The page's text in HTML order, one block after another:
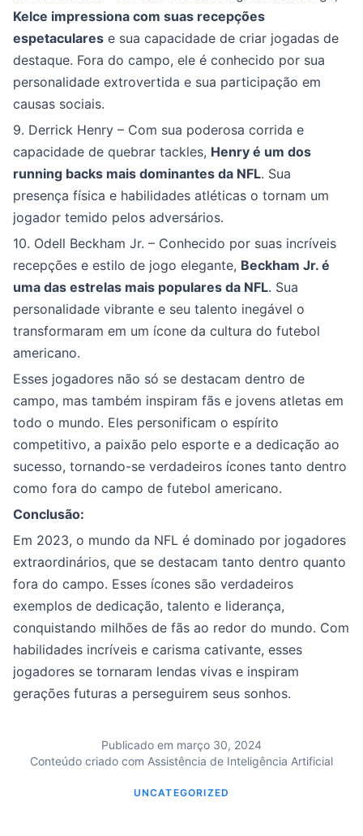
Kelce impressiona com suas recepções
espetaculares e sua capacidade de criar jogadas de
destaque. Fora do campo, ele é conhecido por sua
personalidade extrovertida e sua participação em
causas sociais.
9. Derrick Henry – Com sua poderosa corrida e
capacidade de quebrar tackles, Henry é um dos
running backs mais dominantes da NFL. Sua
presença física e habilidades atléticas o tornam um
jogador temido pelos adversários.
10. Odell Beckham Jr. – Conhecido por suas incríveis
recepções e estilo de jogo elegante, Beckham Jr. é
uma das estrelas mais populares da NFL. Sua
personalidade vibrante e seu talento inegável o
transformaram em um ícone da cultura do futebol
americano.
Esses jogadores não só se destacam dentro de
campo, mas também inspiram fãs e jovens atletas em
todo o mundo. Eles personificam o espírito
competitivo, a paixão pelo esporte e a dedicação ao
sucesso, tornando-se verdadeiros ícones tanto dentro
como fora do campo de futebol americano.
Conclusão:
Em 2023, o mundo da NFL é dominado por jogadores
extraordinários, que se destacam tanto dentro quanto
fora do campo. Esses ícones são verdadeiros
exemplos de dedicação, talento e liderança,
conquistando milhões de fãs ao redor do mundo. Com
habilidades incríveis e carisma cativante, esses
jogadores se tornaram lendas vivas e inspiram
gerações futuras a perseguirem seus sonhos.
Publicado em março 30, 2024
Conteúdo criado com Assistência de Inteligência Artificial
UNCATEGORIZED